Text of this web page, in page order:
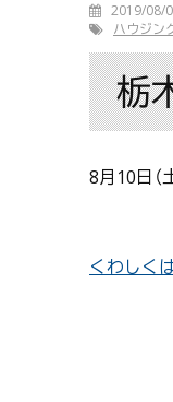
2019/08/
ハウジン
栃
8月10日（
くわしく